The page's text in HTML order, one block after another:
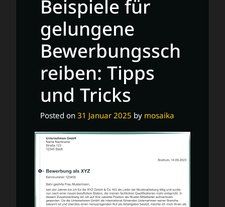
für
Bewerbungsunterlagen
Beispiele für
gelungene
Bewerbungssch
reiben: Tipps
und Tricks
Posted on 31 Januar 2025 by mosaika